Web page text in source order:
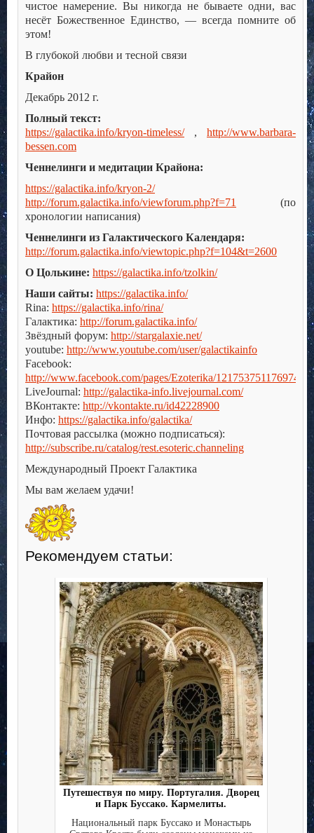
чистое намерение. Вы никогда не бываете одни, вас
несёт Божественное Единство, — всегда помните об
этом!
В глубокой любви и тесной связи
Крайон
Декабрь 2012 г.
Полный текст:
https://galactika.info/kryon-timeless/, http://www.barbara-
bessen.com
Ченнелинги и медитации Крайона:
https://galactika.info/kryon-2/
http://forum.galactika.info/viewforum.php?f=71
(по
хронологии написания)
Ченнелинги из Галактического Календаря:
http://forum.galactika.info/viewtopic.php?f=104&t=2600
О Цолькине: https://galactika.info/tzolkin/
Наши сайты: https://galactika.info/
Rina: https://galactika.info/rina/
Галактика: http://forum.galactika.info/
Звёздный форум: http://stargalaxie.net/
youtube: http://www.youtube.com/user/galactikainfo
Facebook:
http://www.facebook.com/pages/Ezoterika/121753751176974
LiveJournal: http://galactika-info.livejournal.com/
ВКонтакте: http://vkontakte.ru/id42228900
Инфо: https://galactika.info/galactika/
Почтовая рассылка (можно подписаться):
http://subscribe.ru/catalog/rest.esoteric.channeling
Международный Проект Галактика
Мы вам желаем удачи!
Рекомендуем статьи:
Путешествуя по миру. Португалия. Дворец
и Парк Буcсако. Кармелиты.
Национальный парк Бусcако и Монастырь